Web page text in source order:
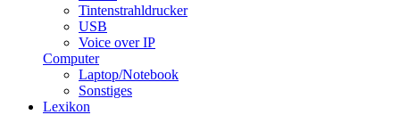
Tintenstrahldrucker
USB
Voice over IP
Computer
Laptop/Notebook
Sonstiges
Lexikon